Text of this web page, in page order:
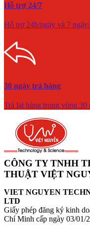
Hỗ trợ 24/7
Hỗ trợ 24h/ngày và 7
30 ngày trả hàng
Trả lại hàng trong vòng 30
CÔNG TY TNHH
THUẬT VIỆT
VIET NGUYEN
LTD
Giấy phép đăng ký kinh
Chí Minh cấp ngày 03/01/